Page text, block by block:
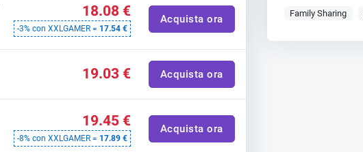
18.08 €
-3% con XXLGAMER = 17.54 €
Acquista ora
19.03 € Acquista ora
19.45 €
-8% con XXLGAMER = 17.89 €
Acquista ora
Family Sharing